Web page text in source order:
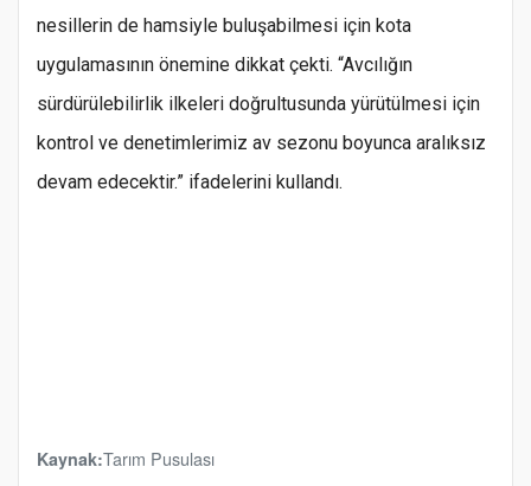
nesillerin de hamsiyle buluşabilmesi için kota
uygulamasının önemine dikkat çekti. “Avcılığın
sürdürülebilirlik ilkeleri doğrultusunda yürütülmesi için
kontrol ve denetimlerimiz av sezonu boyunca aralıksız
devam edecektir.” ifadelerini kullandı.
Kaynak:Tarım Pusulası